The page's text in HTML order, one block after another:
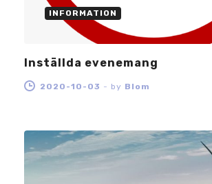
INFORMATION
Inställda evenemang
2020-10-03 - by Blom